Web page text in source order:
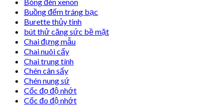
Bóng đèn xenon
Buồng đếm tráng bạc
Burette thủy tinh
bút thử căng sức bề mặt
Chai đựng mẫu
Chai nuôi cấy
Chai trung tính
Chén cân sấy
Chén nung sứ
Cốc đọ độ nhớt
Cốc đo độ nhớt